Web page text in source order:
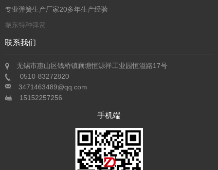
专业弹簧生产厂家20多年生产经验
振东特种弹簧
联系我们
无锡市惠山区钱桥镇藕塘恒源祥工业园恒溢路17号
0510-83272820
3471463489@qq.com
15152257256
手机端